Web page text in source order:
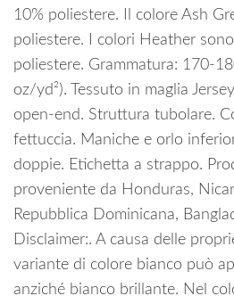
10% poliestere. Il colore Ash
poliestere. I colori Heather
poliestere. Grammatura: 170-
oz/yd²). Tessuto in maglia
open-end. Struttura tubolare.
fettuccia. Maniche e orlo
doppie. Etichetta a strappo.
proveniente da Honduras,
Repubblica Dominicana,
Disclaimer:. A causa delle
variante di colore bianco può
anziché bianco brillante. Nel